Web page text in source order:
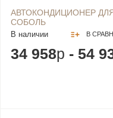
АВТОКОНДИЦИОНЕР
СОБОЛЬ
В наличии В
34 958p - 54